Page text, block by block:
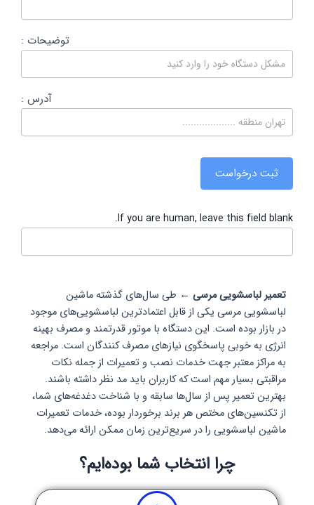
توضیحات :
آدرس :
ثبت درخواست
If you are human, leave this field blank.
تعمیر لباسشویی مرسی ← طی سال‌های گذشته ماشین
لباسشویی مرسی یکی از قابل اعتمادترین لباسشویی‌های موجود
در بازار بوده است. این دستگاه با موتور قدرتمند و مصرف بهینه
انرژی به خوبی پاسخگوی نیازهای مصرف کنندگان است. مراجعه
به مراکز معتبر جهت خدمات نصب و تعمیرات از جمله نکات
مراقبتی بسیار مهم است که کاربران باید مد نظر داشته باشند.
بهترین تعمیر پس از سال‌ها سابقه و با شناخت دغدغه‌های شما،
از تکنسین‌های مختص هر برند برخوردار بوده، خدمات تعمیرات
ماشین لباسشویی را در سریع‌ترین زمان ممکن ارائه می‌دهد.
چرا انتخاب شما بوده‌ایم؟